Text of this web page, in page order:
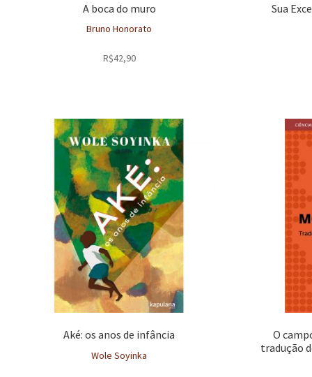
A boca do muro
Bruno Honorato
R$42,90
Sua
Aké: os anos de infância
Wole Soyinka
O
tradução